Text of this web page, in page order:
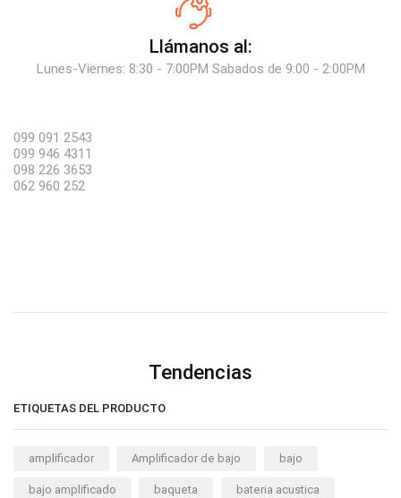
Llámanos al:
Lunes-Viernes: 8:30 - 7:00PM Sabados de 9:00 - 2:00PM
099 091 2543
099 946 4311
098 226 3653
062 960 252
Tendencias
ETIQUETAS DEL PRODUCTO
amplificador Amplificador de bajo bajo
bajo amplificado baqueta bateria acustica